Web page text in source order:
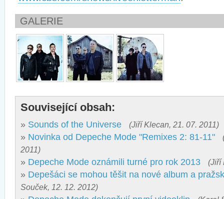
GALERIE
Související obsah:
» Sounds of the Universe (Jiří Klecan, 21. 07. 2011)
» Novinka od Depeche Mode "Remixes 2: 81-11"
2011)
» Depeche Mode oznámili turné pro rok 2013 (Jiří
» Depešáci se mohou těšit na nové album a
Souček, 12. 12. 2012)